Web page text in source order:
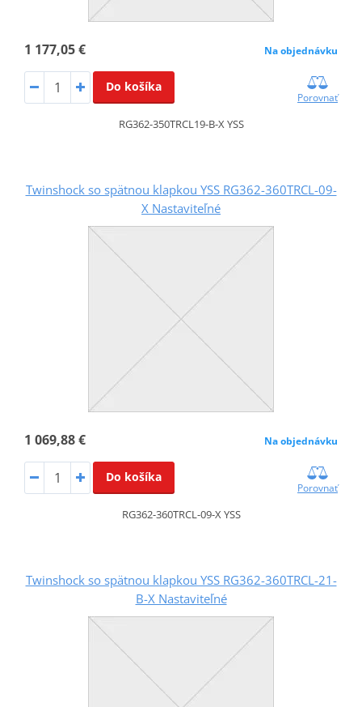
1 177,05 € Na objednávku
Do košíka
Porovnať
RG362-350TRCL19-B-X YSS
Twinshock so spätnou klapkou YSS RG362-360TRCL-09-
X Nastaviteľné
1 069,88 € Na objednávku
Do košíka
Porovnať
RG362-360TRCL-09-X YSS
Twinshock so spätnou klapkou YSS RG362-360TRCL-21-
B-X Nastaviteľné